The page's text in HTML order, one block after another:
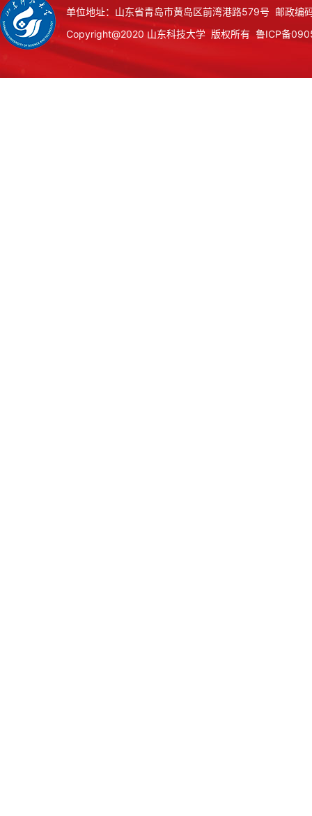
单位地址：山东省青岛市黄岛区前湾港路579号 邮政
Copyright@2020 山东科技大学 版权所有 鲁ICP备